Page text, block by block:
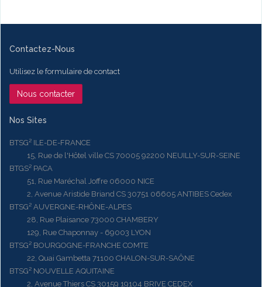
Contactez-Nous
Utilisez le formulaire de contact
Nous contacter
Nos Sites
BTSG² ILE-DE-FRANCE
15, Rue de l'Hôtel ville CS 70005 92200 NEUILLY-SUR-SEINE
BTGS² PACA
51, Rue Maréchal Joffre 06000 NICE
2, Avenue Aristide Briand CS 30751 06605 ANTIBES Cedex
BTSG² AUVERGNE-RHÔNE-ALPES
28, Rue Plaisance 73000 CHAMBERY
129, Rue Chaponnay - 69003 LYON
BTSG² BOURGOGNE-FRANCHE COMTE
22, Quai Gambetta 71100 CHALON-SUR-SAÔNE
BTSG² NOUVELLE AQUITAINE
2, Avenue Thiers CS 30159 19104 BRIVE CEDEX